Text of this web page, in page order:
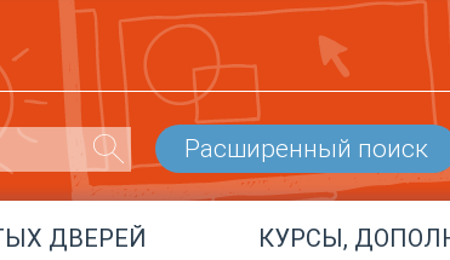
Расширенный поиск
ДВЕРЕЙ КУРСЫ,